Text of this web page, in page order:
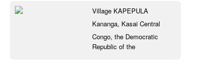
Village KAPEPULA
Kananga, Kasai Central
Congo, the Democratic
Republic of the